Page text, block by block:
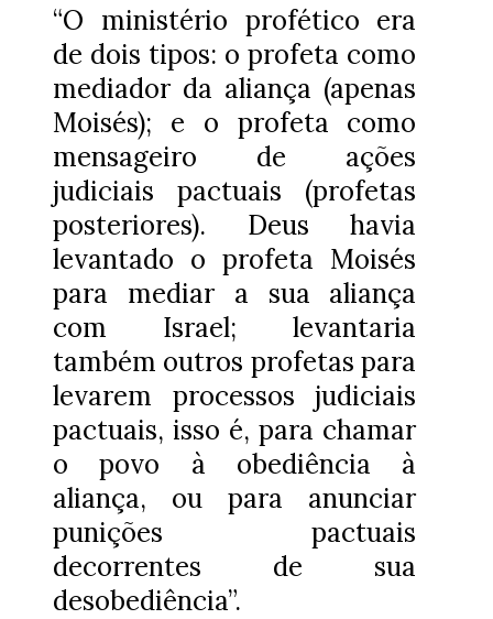
“O ministério profético era
de dois tipos: o profeta como
mediador da aliança (apenas
Moisés); e o profeta como
mensageiro de ações
judiciais pactuais (profetas
posteriores). Deus havia
levantado o profeta Moisés
para mediar a sua aliança
com Israel; levantaria
também outros profetas para
levarem processos judiciais
pactuais, isso é, para chamar
o povo à obediência à
aliança, ou para anunciar
punições pactuais
decorrentes de sua
desobediência”.